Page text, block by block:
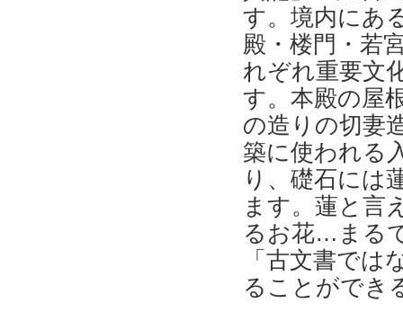
す。境内にあ
殿・楼門・若
れぞれ重要文
す。本殿の屋
の造りの切妻
築に使われる
り、礎石には
ます。蓮と言
るお花…まる
「古文書で
ることができ